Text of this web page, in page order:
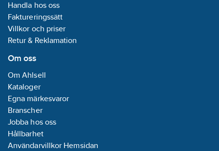
Handla hos oss
Faktureringssätt
Villkor och priser
Retur & Reklamation
Om oss
Om Ahlsell
Kataloger
Egna märkesvaror
Branscher
Jobba hos oss
Hållbarhet
Användarvillkor Hemsidan